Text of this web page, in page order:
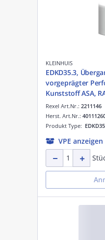
KLEINHUIS
EDKD35.3,
vorgeprägter
Kunststoff ASA,
Rexel Art.Nr.: 2211146
Produkt Type:
Herst. Art.Nr.:
VPE anzeigen